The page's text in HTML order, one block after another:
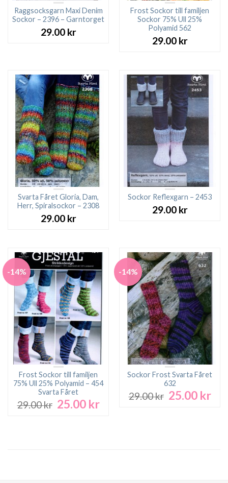
Raggsocksgarn Maxi Denim
Sockor – 2396 – Garntorget
29.00 kr
Frost Sockor till familjen
Sockor 75% Ull 25%
Polyamid 562
29.00 kr
Svarta Fåret Gloria, Dam,
Herr, Spiralsockor – 2308
29.00 kr
Sockor Reflexgarn – 2453
29.00 kr
-14%
Frost Sockor till familjen
75% Ull 25% Polyamid – 454
Svarta Fåret
29.00kr Det
ursprungliga
25.00 krDet
-14%
Sockor Frost Svarta Fåret
632
29.00kr Det
ursprungliga
25.00 krDet